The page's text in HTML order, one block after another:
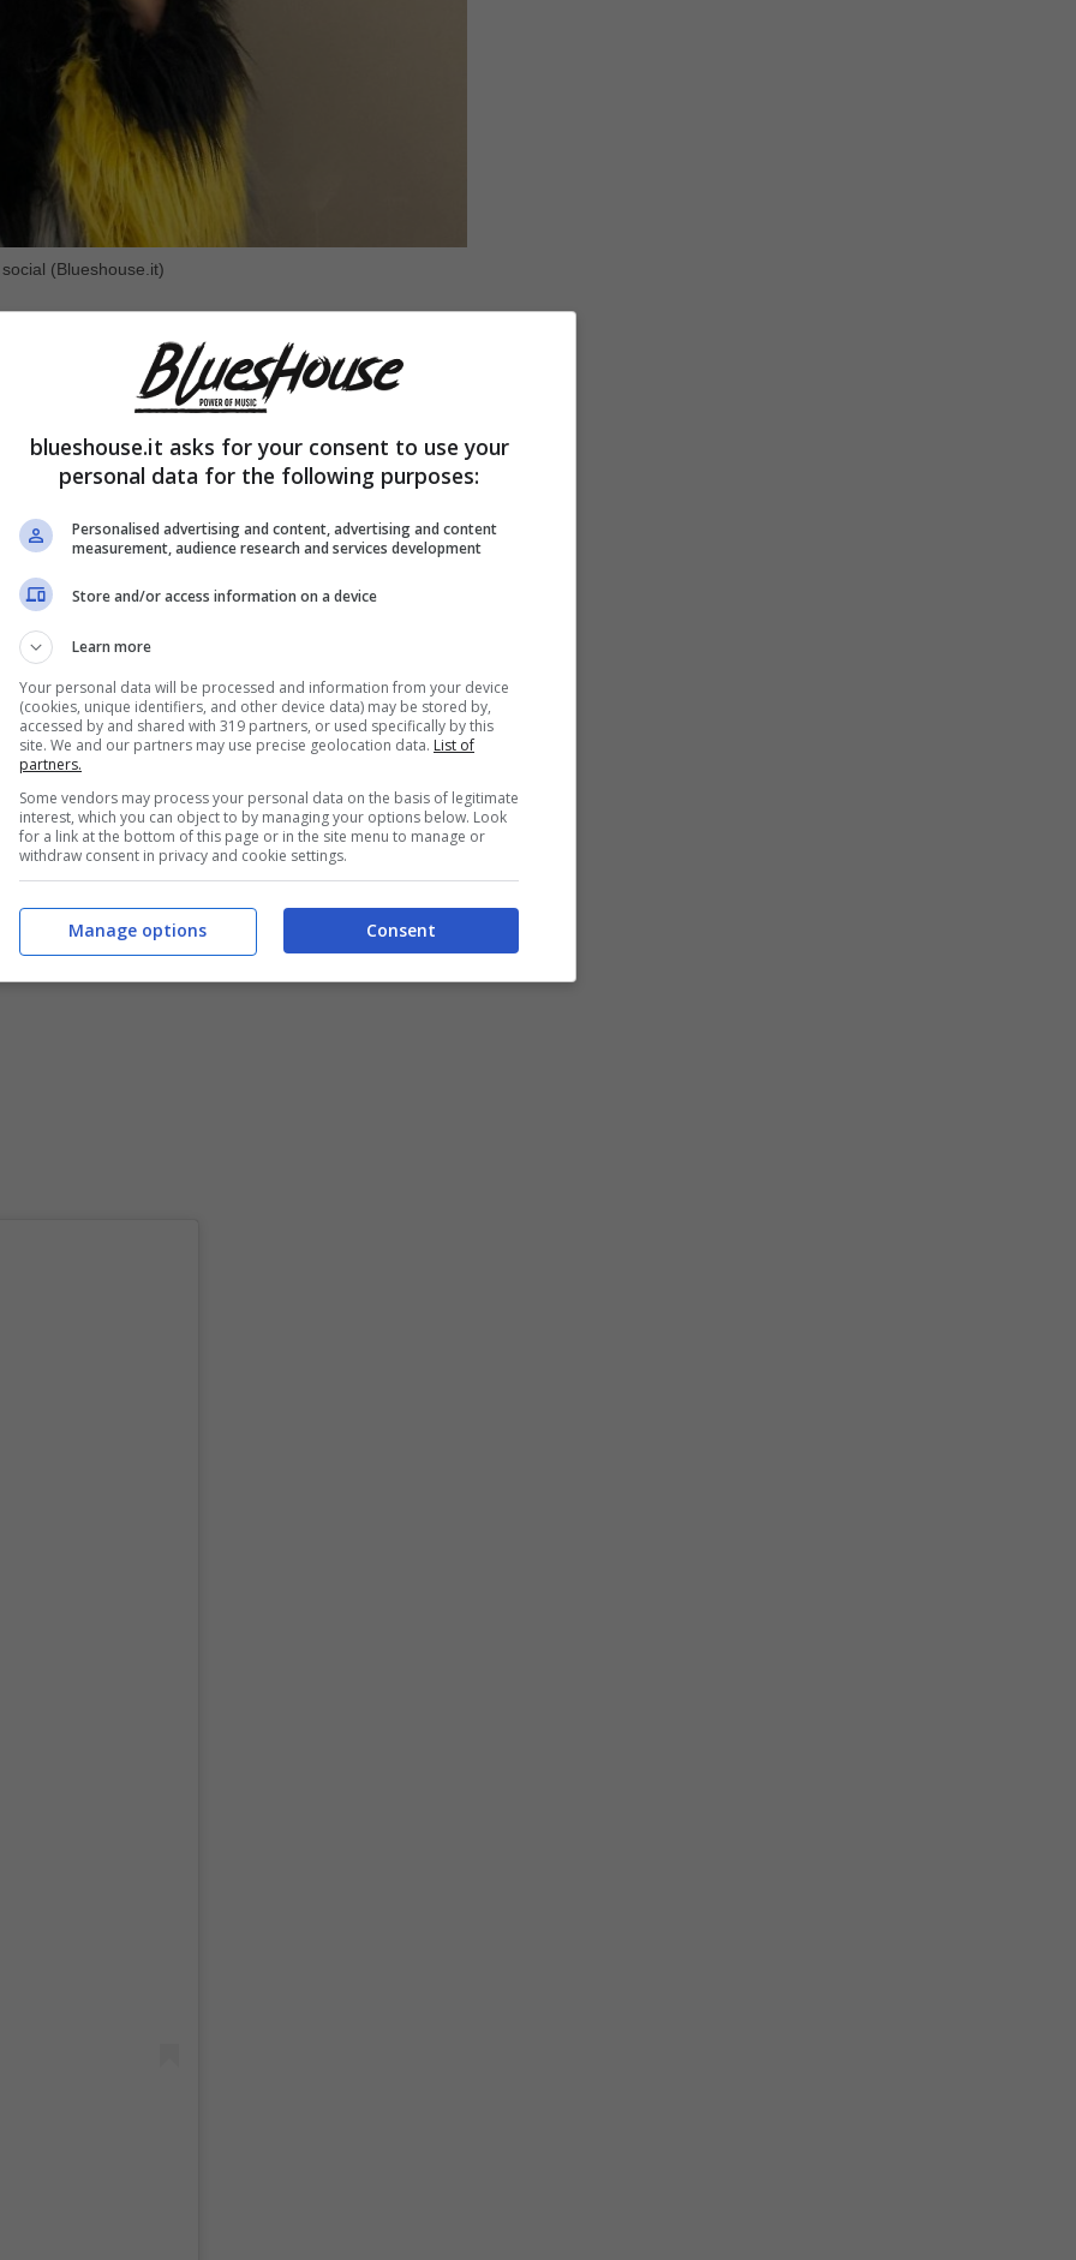
(Blueshouse.it)
confermato il presunto flirt tra la conduttrice
l’ex ballerino era sposato con la showgirl
la grande macchina del gossip e per giorni
la Marcuzziha pubblicato uno scatto un
per lui”, facendo quasi sicuramente riferimento a
è fatta attendere e ironicamente ha risposto:
qui dietro la porta e devo proprio
Belen ha riacceso il gossip scatenando
il web
blueshouse.it asks for your consent to use your
personal data for the following purposes:
Personalised advertising and content, advertising and content
measurement, audience research and services development
Store and/or access information on a device
Learn more
Your personal data will be processed and information from your device
(cookies, unique identifiers, and other device data) may be stored by,
accessed by and shared with 319 partners, or used specifically by this
site. We and our partners may use precise geolocation data. List of
partners.
Some vendors may process your personal data on the basis of legitimate
interest, which you can object to by managing your options below. Look
for a link at the bottom of this page or in the site menu to manage or
withdraw consent in privacy and cookie settings.
Consent
Manage options